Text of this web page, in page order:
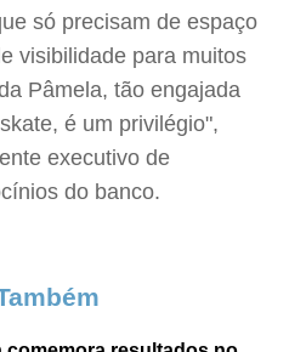
só precisam de espaço
visibilidade para muitos
Pâmela, tão engajada
é um privilégio",
executivo de
do banco.